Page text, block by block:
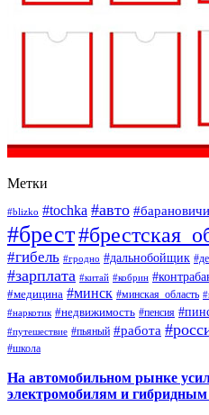
Метки
#blizko #tochka #авто #барановичи
#брест
#гибель #гродно #дальнобойщик
#зарплата #китай #кобрин
#медицина #минск #минская_область
#наркотик #недвижимость #пенсия
#путешествие #пьяный #работа
#школа
На автомобильном рынке
электромобилям и